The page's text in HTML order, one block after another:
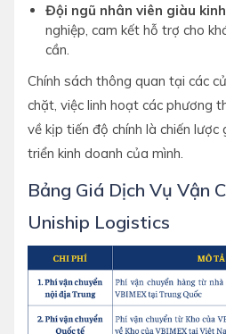
Đội ngũ nhân viên giàu
nghiệp, cam kết hỗ trợ cho
cần.
Chính sách thông quan tại các
chặt, việc linh hoạt các phương
về kịp tiến độ chính là chiến
triển kinh doanh của mình.
Bảng Giá Dịch Vụ Vận
Uniship Logistics